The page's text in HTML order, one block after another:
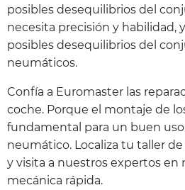
posibles desequilibrios del
necesita precisión y habilidad,
posibles desequilibrios del
neumáticos.
Confía a Euromaster las
coche. Porque el montaje de
fundamental para un buen
neumático. Localiza tu taller
y visita a nuestros expertos en
mecánica rápida.